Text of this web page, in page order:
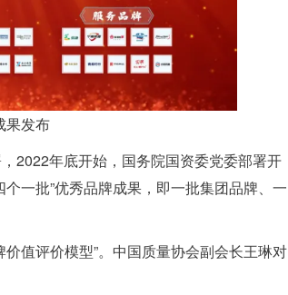
果发布
2022年底开始，国务院国资委党委部署开
一批”优秀品牌成果，即一批集团品牌、一
值评价模型”。中国质量协会副会长王琳对